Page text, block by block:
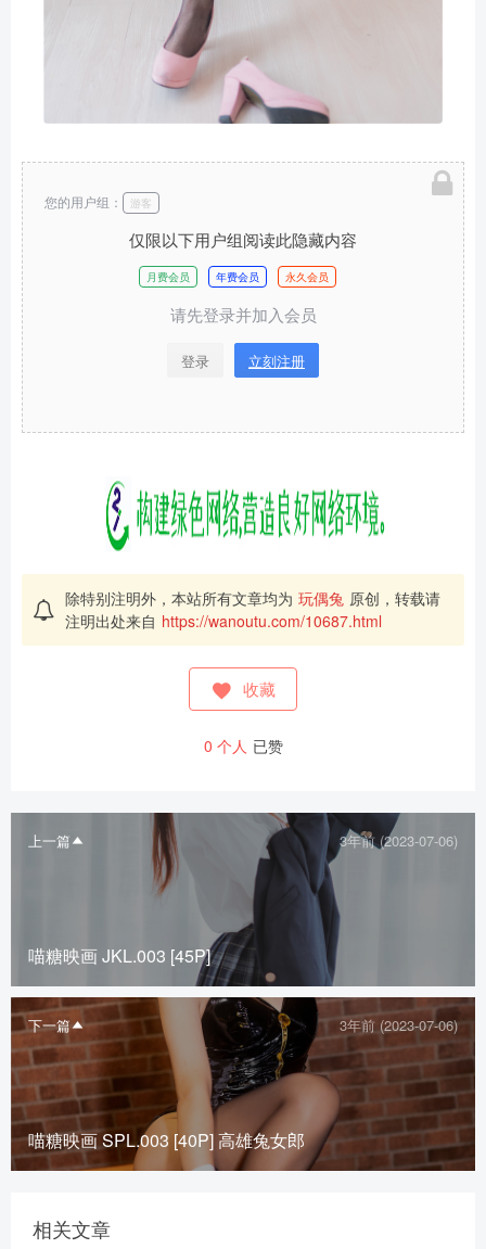
仅限以下用户组阅读此隐藏内容
月费会员 年费会员 永久会员
请先登录并加入会员
登录 立刻注册
您的用户组： 游客
除特别注明外，本站所有文章均为 玩偶兔 原创，转载请
注明出处来自 https://wanoutu.com/10687.html
收藏
0 个人 已赞
上一篇 3年前 (2023-07-06)
喵糖映画 JKL.003 [45P]
下一篇 3年前 (2023-07-06)
喵糖映画 SPL.003 [40P] 高雄兔女郎
相关文章